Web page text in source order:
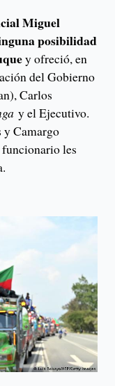
Miguel
posibilidad
y ofreció, en
del Gobierno
Carlos
y el Ejecutivo.
y Camargo
les